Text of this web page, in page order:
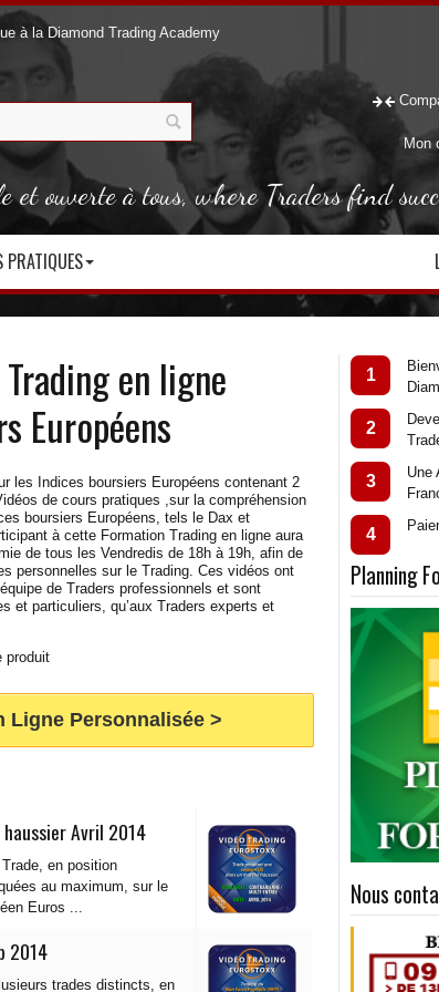
à la Diamond Trading Academy
Mon
et ouverte à tous, where Traders find
PRATIQUES
en ligne
Européens
les Indices boursiers Européens contenant 2
de cours pratiques ,sur la compréhension
boursiers Européens, tels le Dax et
à cette Formation Trading en ligne aura
de tous les Vendredis de 18h à 19h, afin de
personnelles sur le Trading. Ces vidéos ont
de Traders professionnels et sont
et particuliers, qu’aux Traders experts et
produit
Ligne Personnalisée >
Avril 2014
en position
au maximum, sur le
Euros ...
2014
trades distincts, en
1
2
3
Une
4
Planning
Nous